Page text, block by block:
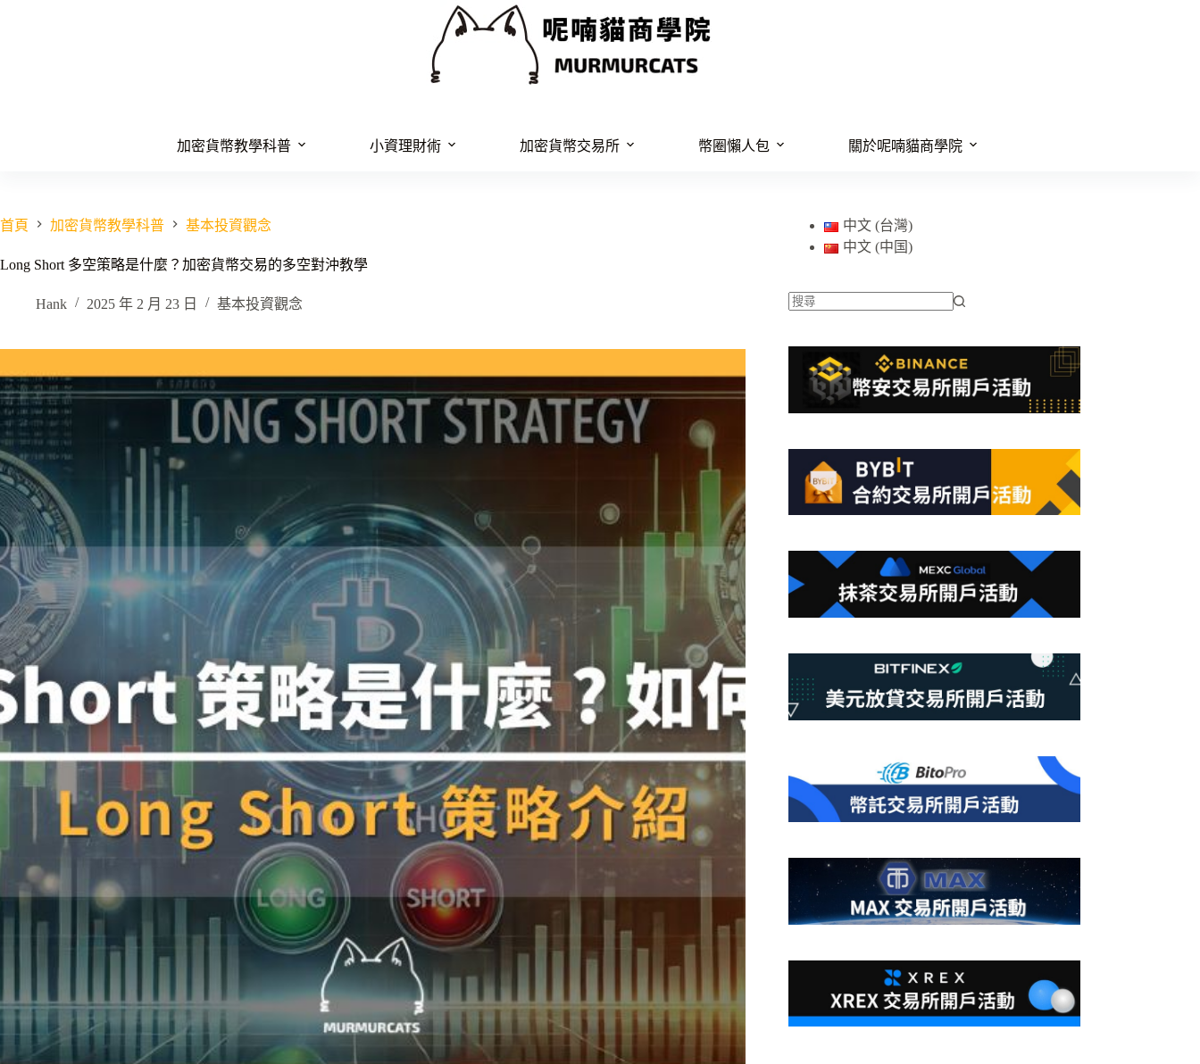
加密貨幣教學科普
小資理財術 加密貨幣交易所 幣圈懶人包 關於呢喃貓商學院
首頁 加密貨幣教學科普 基本投資觀念
Long Short 多空策略是什麼？加密貨幣交易的多空對沖教學
Hank 2025 年 2 月 23 日 基本投資觀念
中文 (台灣)
中文 (中国)
不
件
果